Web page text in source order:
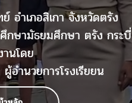
ย์ อำเภอสิเกา จังหวัดตรัง
กษามัธยมศึกษา ตรัง กระบี่
นโดย
ำนวยการโรงเรียยน